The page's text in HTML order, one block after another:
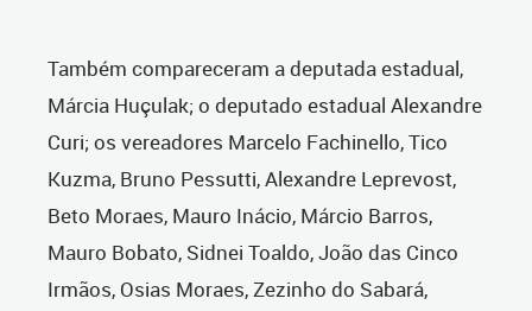
Também compareceram a deputada estadual,
Márcia Huçulak; o deputado estadual Alexandre
Curi; os vereadores Marcelo Fachinello, Tico
Kuzma, Bruno Pessutti, Alexandre Leprevost,
Beto Moraes, Mauro Inácio, Márcio Barros,
Mauro Bobato, Sidnei Toaldo, João das Cinco
Irmãos, Osias Moraes, Zezinho do Sabará,